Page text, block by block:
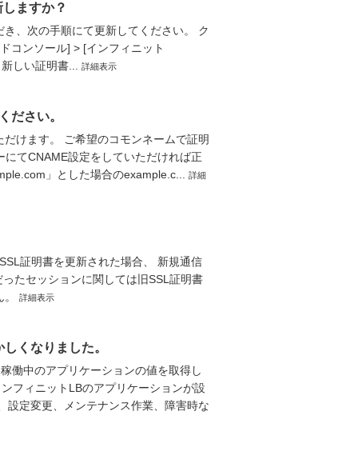
ますか？
、次の手順にて更新してください。 ク
コンソール] > [インフィニット
しい証明書... 詳細表示
ださい。
けます。 ご希望のコモンネームで証明
てCNAME設定をしていただければ正
」とした場合のexample.c... 詳細
証明書を更新された場合、 新規通信
たセッションに関しては旧SSL証明書
詳細表示
くなりました。
働中のアプリケーションの値を取得し
フィニットLBのアプリケーションが設
設定変更、メンテナンス作業、障害時な